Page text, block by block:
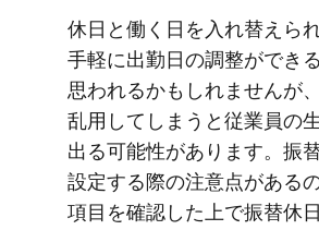
休日と​働く​日を​入れ替えられ
手軽に​出勤日の​調整が​でき
思われるかもしれませんが、​
乱用してしまうと​従業員の​
出る​可能性が​あります。​振
設定する​際の​注意点が​ある
項目を​確認した上で​振替休